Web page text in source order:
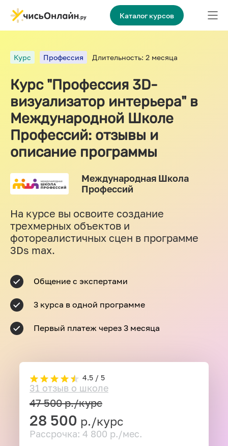
Каталог курсов
Курс Профессия Длительность: 2 месяца
Курс "Профессия 3D-
визуализатор интерьера" в
Международной Школе
Профессий: отзывы и
описание программы
Международная Школа
Профессий
На курсе вы освоите создание
трехмерных объектов и
фотореалистичных сцен в программе
3Ds max.
Общение с экспертами
3 курса в одной программе
Первый платеж через 3 месяца
4.5 / 5
31 отзыв о школе
47 500р./курс
28 500 р./курс
Рассрочка: 4 800 р./мес.